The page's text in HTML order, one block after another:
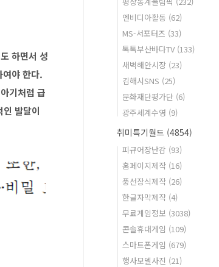
하면서 성
여야 한다.
기처럼 급
발달이
엔비디아활동 (62)
MS-서포터즈 (33)
톡톡부산바다TV (133)
새벽해안시장 (23)
김해시SNS (25)
문화재단평가단 (6)
광주세계수영 (9)
취미특기월드 (4854)
피규어장난감 (93)
홈페이지제작 (16)
풍선장식제작 (26)
한글자막제작 (4)
무료게임정보 (3038)
콘솔휴대게임 (109)
스마트폰게임 (679)
행사모델사진 (21)